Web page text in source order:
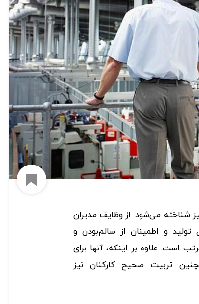
شناخته می‌شود. از وظایف مدیران
تولید و اطمینان از سالم‌بودن و
است. علاوه بر اینکه، آنها برای
تربیت صحیح کارکنان نیز